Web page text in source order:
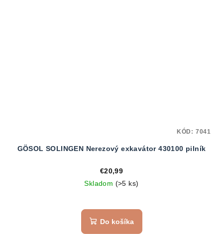
GÖSOL SOLINGEN Nerezový exkavátor 430100 pilník
€20,99
Skladom (>5 ks)
Do košíka
KÓD: 7041